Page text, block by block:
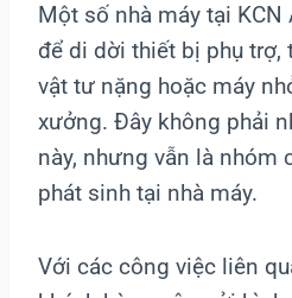
Một số nhà máy tại KCN
để di dời thiết bị phụ trợ,
vật tư nặng hoặc máy
xưởng. Đây không phải
này, nhưng vẫn là nhóm
phát sinh tại nhà máy.
Với các công việc liên